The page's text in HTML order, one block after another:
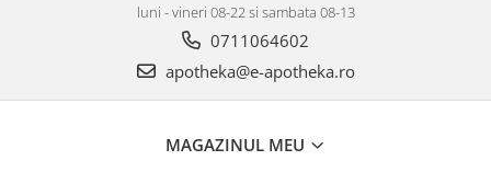
luni - vineri 08-22 si sambata 08-13
0711064602
apotheka@e-apotheka.ro
MAGAZINUL MEU